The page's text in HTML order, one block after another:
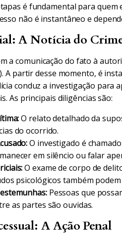
é fundamental para
não é instantâneo e
A Notícia do
a comunicação do fato à
A partir desse momento, é
conduz a investigação para
As principais diligências são:
O relato detalhado da
do ocorrido.
O investigado é
em silêncio ou falar
O exame de corpo de
psicológicos também
Pessoas que
as partes são ouvidas.
A Ação Penal